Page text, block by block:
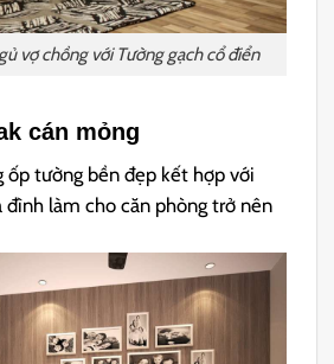
vợ chồng với Tường gạch cổ điển
cán mỏng
ốp tường bền đẹp kết hợp với
đình làm cho căn phòng trở nên